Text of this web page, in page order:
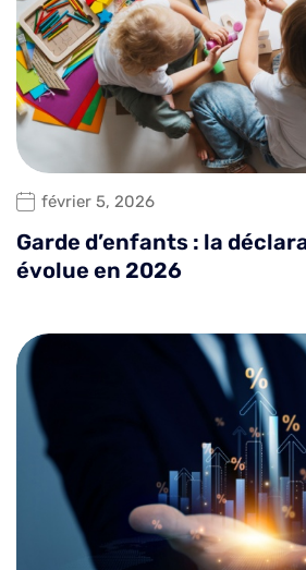
février 5, 2026
Garde d’enfants : la
évolue en 2026